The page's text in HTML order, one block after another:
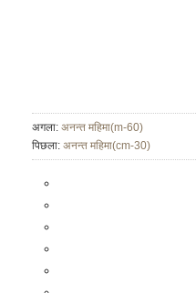
अगला: अनन्त महिमा(m-60)
पिछला: अनन्त महिमा(cm-30)